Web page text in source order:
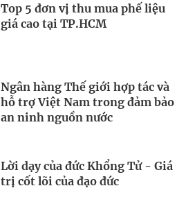
Top 5 đơn vị thu mua phế liệu
giá cao tại TP.HCM
Ngân hàng Thế giới hợp tác và
hỗ trợ Việt Nam trong đảm bảo
an ninh nguồn nước
Lời dạy của đức Khổng Tử - Giá
trị cốt lõi của đạo đức